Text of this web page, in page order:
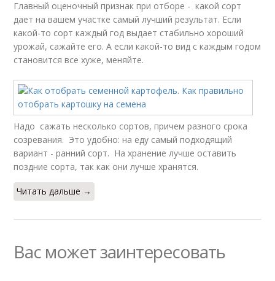
Главный оценочный признак при отборе - какой сорт
дает на вашем участке самый лучший результат. Если
какой-то сорт каждый год выдает стабильно хороший
урожай, сажайте его. А если какой-то вид с каждым годом
становится все хуже, меняйте.
Надо сажать несколько сортов, причем разного срока
созревания. Это удобно: на еду самый подходящий
вариант - ранний сорт. На хранение лучше оставить
поздние сорта, так как они лучше хранятся.
Читать дальше →
Вас может заинтересовать